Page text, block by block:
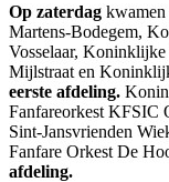
Op zaterdag
Martens-Bodegem,
Vosselaar,
Mijlstraat en
eerste afdeling.
Fanfareorkest KFSIC
Sint-Jansvrienden
Fanfare Orkest De
afdeling.